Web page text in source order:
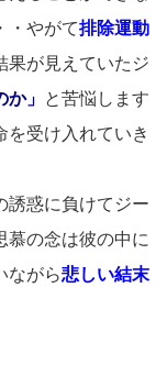
・やがて排除運動
果が見えていたジ
」 と苦悩します
を受け入れていき
誘惑に負けてジー
慕の念は彼の中に
ながら悲しい結末